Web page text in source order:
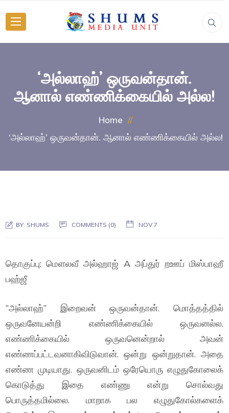
‘அல்லாஹ்’ ஒருவன்தான்.
ஆனால் எண்ணிக்கையில் அல்ல!
Home
‘அல்லாஹ்’ ஒருவன்தான். ஆனால் எண்ணிக்கையில் அல்ல!
BY: SHUMS COMMENTS (0) NOV 7
தொகுப்பு: மௌலவீ அல்ஹாஜ் A அப்துர் றஊப் மிஸ்பாஹீ
பஹ்ஜீ
“அல்லாஹ்” இறைவன் ஒருவன்தான். மொத்தத்தில்
ஒருவனேயன்றி எண்ணிக்கையில் ஒருவனல்ல.
எண்ணிக்கையில் ஒருவனென்றால் அவன்
எண்ணப்பட்டவனாகிவிடுவான். ஒன்று ஒன்றுதான். அதை
எண்ண முடியாது. ஒருவனிடம் ஒரேயொரு எழுதுகோலைக்
கொடுத்து இதை எண்ணு என்று சொல்வது
பொருத்தமில்லை. மாறாக பல எழுதுகோல்களைக்